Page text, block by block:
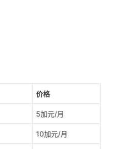
价格
5加元/月
10加元/月